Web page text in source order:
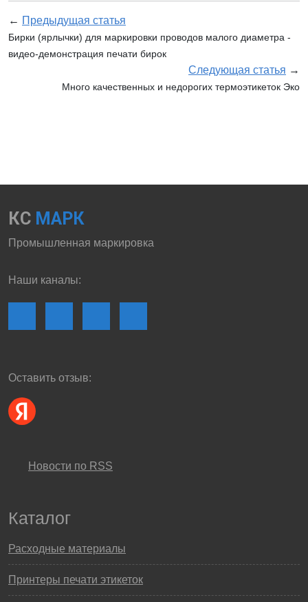
← Предыдущая статья
Бирки (ярлычки) для маркировки проводов малого диаметра -
видео-демонстрация печати бирок
Следующая статья →
Много качественных и недорогих термоэтикеток Эко
КС МАРК
Промышленная маркировка
Наши каналы:
Оставить отзыв:
Новости по RSS
Каталог
Расходные материалы
Принтеры печати этикеток